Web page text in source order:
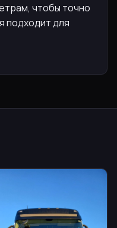
чтобы точно
подходит для